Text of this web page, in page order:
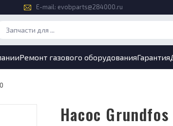
E-mail: evobparts@284000.ru
Ремонт газового оборудованияГарантия
Насос